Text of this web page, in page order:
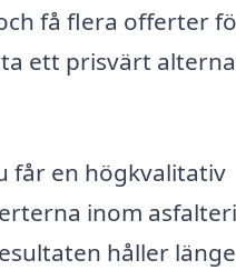
få flera offerter
ett prisvärt
får en högkvalitativ
inom
håller